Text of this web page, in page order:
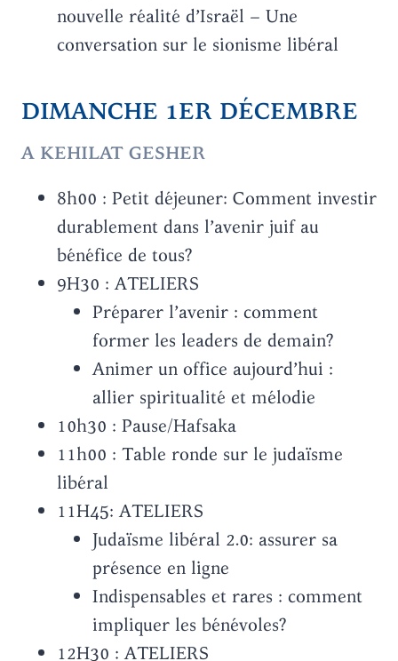
nouvelle réalité d’Israël – Une
conversation sur le sionisme libéral
DIMANCHE 1ER DÉCEMBRE
A KEHILAT GESHER
8h00 : Petit déjeuner: Comment investir
durablement dans l’avenir juif au
bénéfice de tous?
9H30 : ATELIERS
Préparer l’avenir : comment
former les leaders de demain?
Animer un office aujourd’hui :
allier spiritualité et mélodie
10h30 : Pause/Hafsaka
11h00 : Table ronde sur le judaïsme
libéral
11H45: ATELIERS
Judaïsme libéral 2.0: assurer sa
présence en ligne
Indispensables et rares : comment
impliquer les bénévoles?
12H30 : ATELIERS